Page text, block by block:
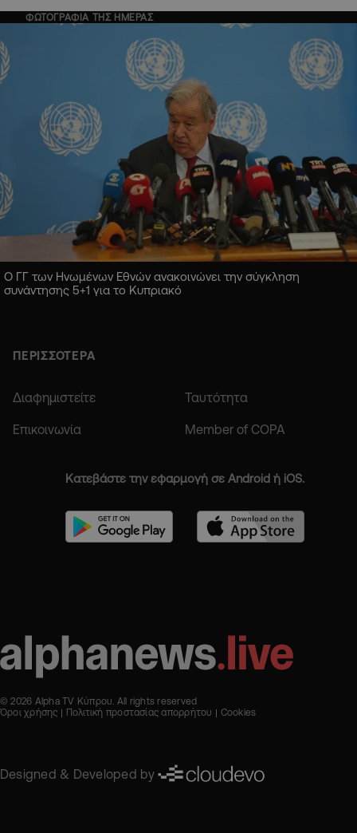
ΦΩΤΟΓΡΑΦΙΑ ΤΗΣ ΗΜΕΡΑΣ
Ο ΓΓ των Ηνωμένων Εθνών ανακοινώνει την σύγκληση
συνάντησης 5+1 για το Κυπριακό
ΠΕΡΙΣΣΟΤΕΡΑ
Διαφημιστείτε Ταυτότητα
Επικοινωνία Member of COPA
Κατεβάστε την εφαρμογή σε Android ή iOS.
© 2026 Alpha TV Κύπρου. All rights reserved
Όροι χρήσης
Πολιτική προστασίας απορρήτου Cookies
Designed & Developed by